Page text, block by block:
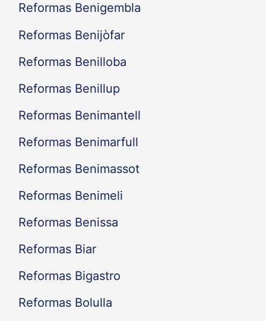
Reformas Benigembla
Reformas Benijòfar
Reformas Benilloba
Reformas Benillup
Reformas Benimantell
Reformas Benimarfull
Reformas Benimassot
Reformas Benimeli
Reformas Benissa
Reformas Biar
Reformas Bigastro
Reformas Bolulla